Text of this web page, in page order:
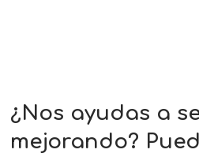
¿Nos ayudas a
mejorando?